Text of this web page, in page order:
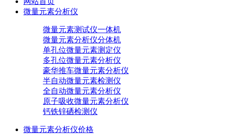
微量元素分析仪
微量元素测试仪一体机
微量元素分析仪分体机
单孔位微量元素测定仪
多孔位微量元素分析仪
豪华推车微量元素分析仪
半自动微量元素检测仪
全自动微量元素分析仪
原子吸收微量元素分析仪
钙铁锌硒检测仪
微量元素分析仪价格